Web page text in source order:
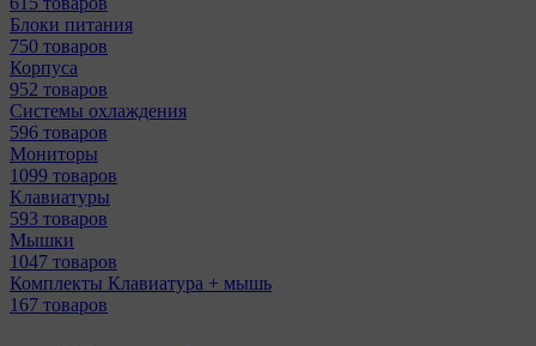
Блоки питания
750 товаров
Корпуса
952 товаров
Системы охлаждения
596 товаров
Мониторы
1099 товаров
Клавиатуры
593 товаров
Мышки
1047 товаров
Комплекты Клавиатура + мышь
167 товаров